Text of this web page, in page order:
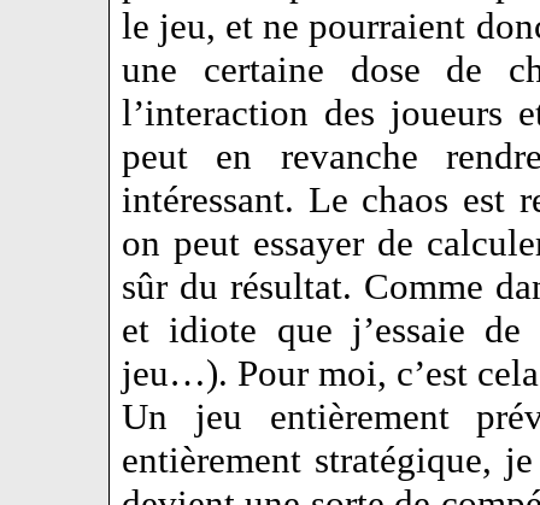
le jeu, et ne pourraient
une certaine dose de
l’interaction des joueurs
peut en revanche
intéressant. Le chaos est
on peut essayer de
sûr du résultat. Comme
et idiote que j’essaie
jeu…). Pour moi, c’est
Un jeu entièrement
entièrement stratégique,